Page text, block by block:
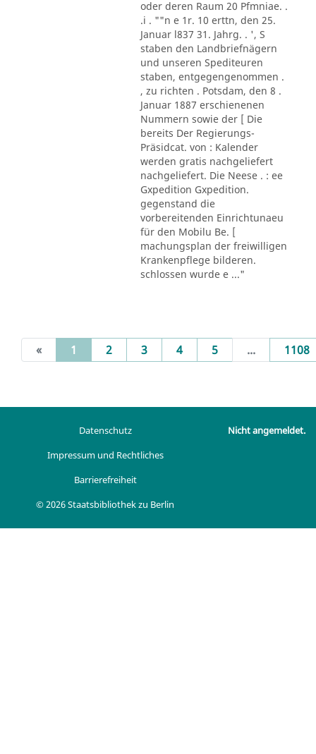
oder deren Raum 20 Pfmniae. .
.i . ""n e 1r. 10 erttn, den 25.
Januar l837 31. Jahrg. . ', S
staben den Landbriefnägern
und unseren Spediteuren
staben, entgegengenommen .
, zu richten . Potsdam, den 8 .
Januar 1887 erschienenen
Nummern sowie der [ Die
bereits Der Regierungs-
Präsidcat. von : Kalender
werden gratis nachgeliefert
nachgeliefert. Die Neese . : ee
Gxpedition Gxpedition.
gegenstand die
vorbereitenden Einrichtunaeu
für den Mobilu Be. [
machungsplan der freiwilligen
Krankenpflege bilderen.
schlossen wurde e ..."
« 1 (current)
2 3 4 5 ... 1108
Datenschutz
Impressum und Rechtliches
Barrierefreiheit
© 2026 Staatsbibliothek zu Berlin
Nicht angemeldet.